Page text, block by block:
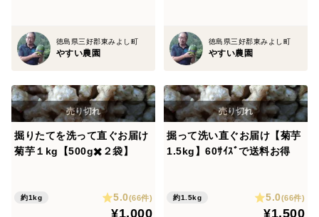
徳島県三好郡東みよし町
やすい農園
徳島県三好郡東みよし町
やすい農園
掘りたてを洗って直ぐお届け
菊芋１kg【500g✖️２袋】
約1kg 5.0(66件)
¥1,000
掘って洗い直ぐお届け【菊芋
1.5kg】60ｻｲｽﾞで送料お得
約1.5kg 5.0(66件)
¥1,500